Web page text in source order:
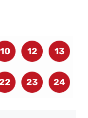
10 12 13
23 24